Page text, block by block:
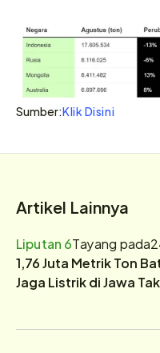
Sumber:Klik Disini
Artikel Lainnya
Liputan 6Tayang pada
1,76 Juta Metrik Ton
Jaga Listrik di Jawa